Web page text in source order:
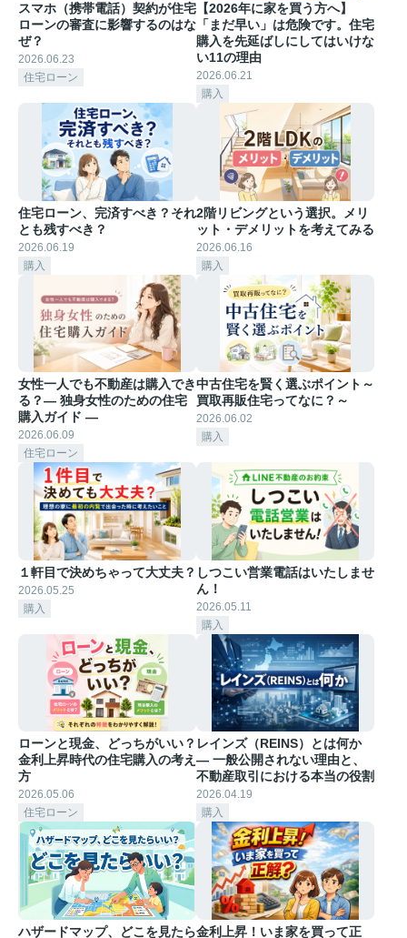
スマホ（携帯電話）契約が住宅
ローンの審査に影響するのはな
ぜ？
2026.06.23
住宅ローン
【2026年に家を買う方へ】
「まだ早い」は危険です。住宅
購入を先延ばしにしてはいけな
い11の理由
2026.06.21
購入
住宅ローン、完済すべき？それ
とも残すべき？
2026.06.19
購入
2階リビングという選択。メリ
ット・デメリットを考えてみる
2026.06.16
購入
女性一人でも不動産は購入でき
る？― 独身女性のための住宅
購入ガイド ―
2026.06.09
住宅ローン
中古住宅を賢く選ぶポイント～
買取再販住宅ってなに？～
2026.06.02
購入
１軒目で決めちゃって大丈夫？
2026.05.25
購入
しつこい営業電話はいたしませ
ん！
2026.05.11
購入
ローンと現金、どっちがいい？
金利上昇時代の住宅購入の考え
方
2026.05.06
住宅ローン
レインズ（REINS）とは何か
― 一般公開されない理由と、
不動産取引における本当の役割
2026.04.19
購入
ハザードマップ、どこを見たら金利上昇！いま家を買って正